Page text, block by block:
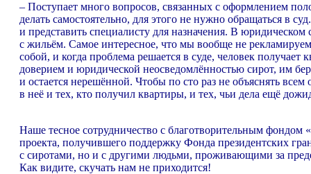
– Поступает много вопросов, связанных с оформлением
делать самостоятельно, для этого не нужно обращаться в
и представить специалисту для назначения. В
с жильём. Самое интересное, что мы вообще не
собой, и когда проблема решается в суде, человек
доверием и юридической неосведомлённостью сирот, им
и остается нерешённой. Чтобы по сто раз не объяснять
в неё и тех, кто получил квартиры, и тех, чьи дела ещё
Наше тесное сотрудничество с благотворительным
проекта, получившего поддержку Фонда президентских
с сиротами, но и с другими людьми, проживающими за
Как видите, скучать нам не приходится!